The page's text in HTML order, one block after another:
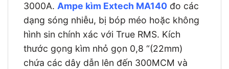
3000A. Ampe kìm Extech MA140 đo các
dạng sóng nhiễu, bị bóp méo hoặc không
hình sin chính xác với True RMS. Kích
thước gọng kìm nhỏ gọn 0,8 “(22mm)
chứa các dây dẫn lên đến 300MCM và